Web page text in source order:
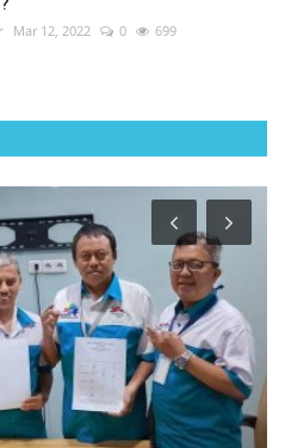
Mar 12, 2022 0 699